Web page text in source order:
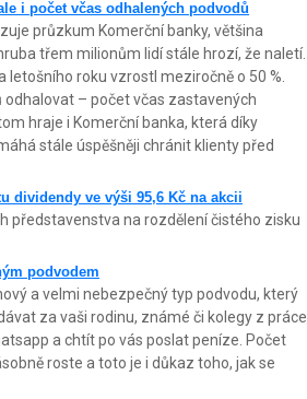
i počet včas odhalených podvodů
průzkum Komerční banky, většina
třem milionům lidí stále hrozí, že naletí.
letošního roku vzrostl meziročně o 50 %.
odhalovat – počet včas zastavených
hraje i Komerční banka, která díky
stále úspěšněji chránit klienty před
dividendy ve výši 95,6 Kč na akcii
představenstva na rozdělení čistého zisku
podvodem
a velmi nebezpečný typ podvodu, který
za vaši rodinu, známé či kolegy z práce
a chtít po vás poslat peníze. Počet
roste a toto je i důkaz toho, jak se